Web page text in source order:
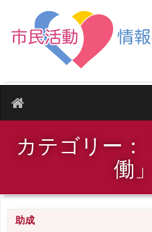
カテゴリー：
働
助成